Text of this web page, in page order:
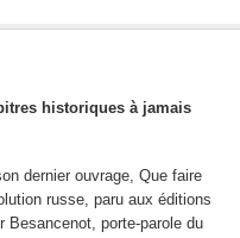
historiques à jamais
dernier ouvrage, Que faire
russe, paru aux éditions
Besancenot, porte-parole du